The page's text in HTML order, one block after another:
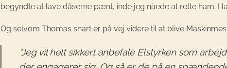
begyndte at lave dåserne pænt, inde jeg nåede at rette ham.
Og selvom Thomas snart er på vej videre til at blive
“Jeg vil helt sikkert anbefale Elstyrken som